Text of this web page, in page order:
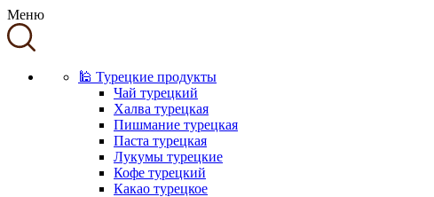
Меню
🕌 Турецкие продукты
Чай турецкий
Халва турецкая
Пишмание турецкая
Паста турецкая
Лукумы турецкие
Кофе турецкий
Какао турецкое